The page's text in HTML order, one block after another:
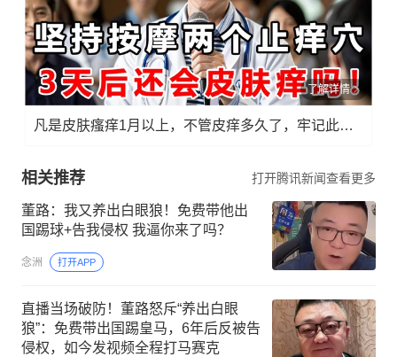
了解详情
凡是皮肤瘙痒1月以上，不管皮痒多久了，牢记此法，快！准！狠！
相关推荐 打开腾讯新闻查看更多
董路：我又养出白眼狼！免费带他出
国踢球+告我侵权 我逼你来了吗？
念洲 打开APP
直播当场破防！董路怒斥“养出白眼
狼”：免费带出国踢皇马，6年后反被告
侵权，如今发视频全程打马赛克